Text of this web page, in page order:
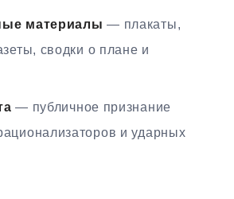
материалы — плакаты,
сводки о плане и
— публичное признание
и ударных